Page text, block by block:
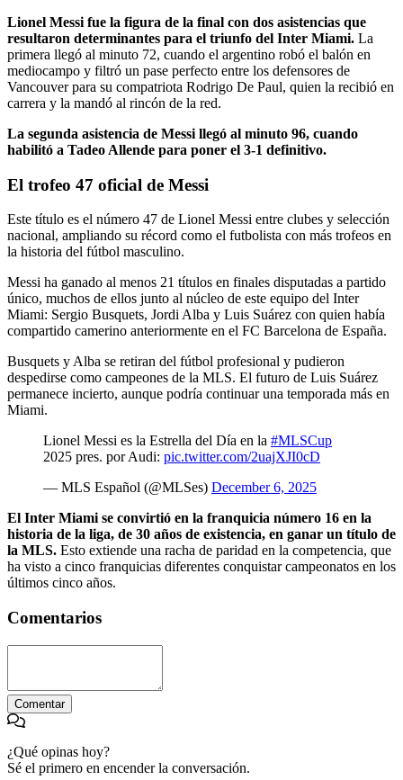
Lionel Messi fue la figura de la final con dos asistencias que
resultaron determinantes para el triunfo del Inter Miami. La
primera llegó al minuto 72, cuando el argentino robó el balón en
mediocampo y filtró un pase perfecto entre los defensores de
Vancouver para su compatriota Rodrigo De Paul, quien la recibió en
carrera y la mandó al rincón de la red.
La segunda asistencia de Messi llegó al minuto 96, cuando
habilitó a Tadeo Allende para poner el 3-1 definitivo.
El trofeo 47 oficial de Messi
Este título es el número 47 de Lionel Messi entre clubes y selección
nacional, ampliando su récord como el futbolista con más trofeos en
la historia del fútbol masculino.
Messi ha ganado al menos 21 títulos en finales disputadas a partido
único, muchos de ellos junto al núcleo de este equipo del Inter
Miami: Sergio Busquets, Jordi Alba y Luis Suárez con quien había
compartido camerino anteriormente en el FC Barcelona de España.
Busquets y Alba se retiran del fútbol profesional y pudieron
despedirse como campeones de la MLS. El futuro de Luis Suárez
permanece incierto, aunque podría continuar una temporada más en
Miami.
Lionel Messi es la Estrella del Día en la #MLSCup
2025 pres. por Audi: pic.twitter.com/2uajXJI0cD
— MLS Español (@MLSes) December 6, 2025
El Inter Miami se convirtió en la franquicia número 16 en la
historia de la liga, de 30 años de existencia, en ganar un título de
la MLS. Esto extiende una racha de paridad en la competencia, que
ha visto a cinco franquicias diferentes conquistar campeonatos en los
últimos cinco años.
Comentarios
Comentar
¿Qué opinas hoy?
Sé el primero en encender la conversación.